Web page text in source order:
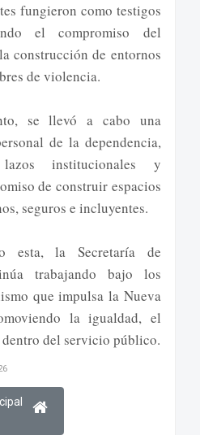
fungieron como testigos
el compromiso del
construcción de entornos
de violencia.
se llevó a cabo una
de la dependencia,
institucionales y
de construir espacios
seguros e incluyentes.
esta, la Secretaría de
trabajando bajo los
que impulsa la Nueva
la igualdad, el
del servicio público.